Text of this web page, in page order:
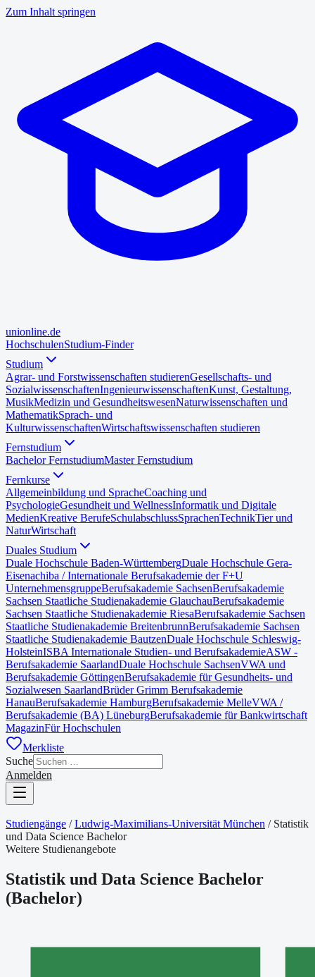
Zum Inhalt springen
unionline.de
HochschulenStudium-Finder
Studium
Agrar- und Forstwissenschaften studierenGesellschafts- und
SozialwissenschaftenIngenieurwissenschaftenKunst, Gestaltung,
MusikMedizin und GesundheitswesenNaturwissenschaften und
MathematikSprach- und
KulturwissenschaftenWirtschaftswissenschaften studieren
Fernstudium
Bachelor FernstudiumMaster Fernstudium
Fernkurse
Allgemeinbildung und SpracheCoaching und
PsychologieGesundheit und WellnessInformatik und Digitale
MedienKreative BerufeSchulabschlussSprachenTechnikTier und
NaturWirtschaft
Duales Studium
Duale Hochschule Baden-WürttembergDuale Hochschule Gera-
Eisenachiba / Internationale Berufsakademie der F+U
UnternehmensgruppeBerufsakademie SachsenBerufsakademie
Sachsen Staatliche Studienakademie GlauchauBerufsakademie
Sachsen Staatliche Studienakademie RiesaBerufsakademie Sachsen
Staatliche Studienakademie BreitenbrunnBerufsakademie Sachsen
Staatliche Studienakademie BautzenDuale Hochschule Schleswig-
HolsteinISBA Internationale Studien- und BerufsakademieASW -
Berufsakademie SaarlandDuale Hochschule SachsenVWA und
Berufsakademie GöttingenBerufsakademie für Gesundheits- und
Sozialwesen SaarlandBrüder Grimm Berufsakademie
HanauBerufsakademie HamburgBerufsakademie MelleVWA /
Berufsakademie (BA) LüneburgBerufsakademie für Bankwirtschaft
MagazinFür Hochschulen
Merkliste
Suche
Anmelden
Studiengänge / Ludwig-Maximilians-Universität München / Statistik
und Data Science Bachelor
Weitere Studienangebote
Statistik und Data Science Bachelor
(Bachelor)